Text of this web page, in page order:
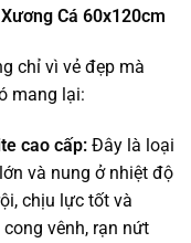
Cá 60x120cm
chỉ vì vẻ đẹp mà
mang lại:
cao cấp: Đây là loại
và nung ở nhiệt độ
chịu lực tốt và
vênh, rạn nứt